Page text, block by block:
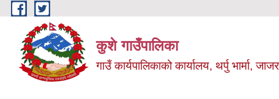
Skip to main content
कुशे गाउँपालिका
गाउँ कार्यपालिकाको कार्यालय, थर्पु भार्मा,